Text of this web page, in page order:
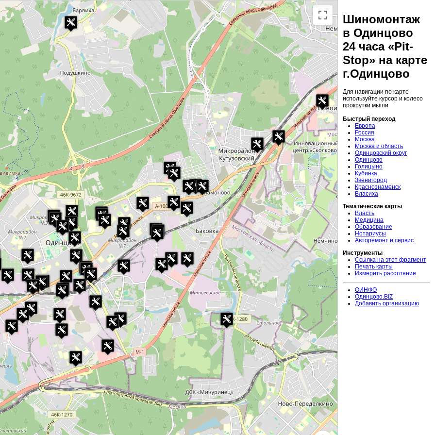
Шиномонтаж
в Одинцово
24 часа «Pit-
Stop» на карте
г.Одинцово
Для навигации по карте
используйте курсор и колесо
прокрутки мыши
Быстрый переход
Европа
Россия
Москва
Москва и область
Одинцовский округ
Одинцово
Голицыно
Кубинка
Звенигород
Краснознаменск
Власиха
Тематические карты
Власть
Медицина
Образование
Нотариусы
Авторемонт и сервис
Инструменты
Ссылка на этот фрагмент
Печать карты
Измерить расстояние
ОИНФО
Одинцово.BIZ
Добавить организацию